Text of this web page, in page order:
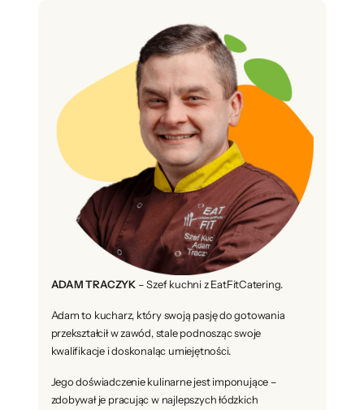
ADAM TRACZYK– Szef kuchni z EatFitCatering.
Adam to kucharz, który swoją pasję do gotowania
przekształcił w zawód, stale podnosząc swoje
kwalifikacje i doskonaląc umiejętności.
Jego doświadczenie kulinarne jest imponujące –
zdobywał je pracując w najlepszych łódzkich